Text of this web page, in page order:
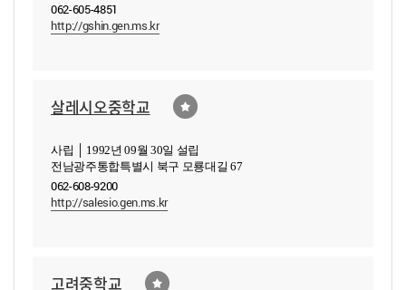
062-605-4851
http://gshin.gen.ms.kr
살레시오중학교
사립 │ 1992년 09월 30일 설립
전남광주통합특별시 북구 모룡대길 67
062-608-9200
http://salesio.gen.ms.kr
고려중학교